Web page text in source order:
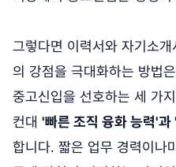
그렇다면 이력서와 자기소
의 강점을 극대화하는 방법
중고신입을 선호하는 세 가
컨대 '빠른 조직 융화 능력'
합니다. 짧은 업무 경력이나